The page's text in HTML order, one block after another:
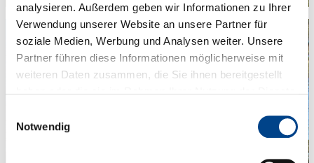
analysieren. Außerdem geben wir Informationen zu Ihrer
Verwendung unserer Website an unsere Partner für
soziale Medien, Werbung und Analysen weiter. Unsere
Partner führen diese Informationen möglicherweise mit
weiteren Daten zusammen, die Sie ihnen bereitgestellt
Cookies, wenn Sie unsere Webseite weiterhin nutzen.
Notwendig